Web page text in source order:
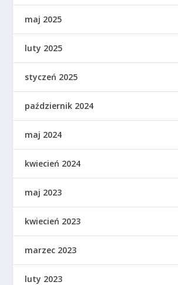
maj 2025
luty 2025
styczeń 2025
październik 2024
maj 2024
kwiecień 2024
maj 2023
kwiecień 2023
marzec 2023
luty 2023